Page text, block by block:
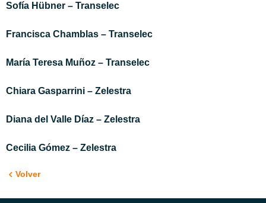
Sofía Hübner – Transelec
Francisca Chamblas – Transelec
María Teresa Muñoz – Transelec
Chiara Gasparrini – Zelestra
Diana del Valle Díaz – Zelestra
Cecilia Gómez – Zelestra
Volver